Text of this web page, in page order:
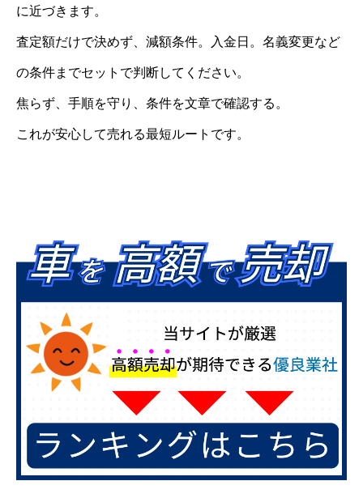
に近づきます。
査定額だけで決めず、減額条件。入金日。名義変更など
の条件までセットで判断してください。
焦らず、手順を守り、条件を文章で確認する。
これが安心して売れる最短ルートです。